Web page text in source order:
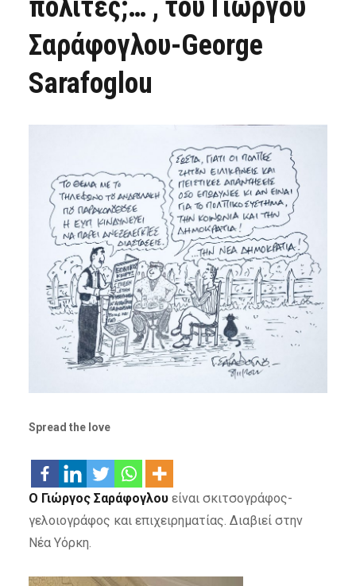
πολίτες;… , του Γιώργου
Σαράφογλου-George
Sarafoglou
Spread the love
Ο Γιώργος Σαράφογλουείναι σκιτσογράφος-
γελοιογράφος και επιχειρηματίας. Διαβιεί στην
Νέα Υόρκη.